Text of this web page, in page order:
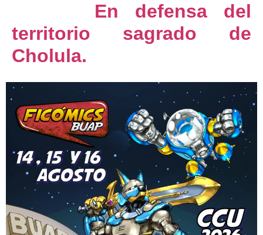
En defensa del
territorio sagrado de
Cholula.